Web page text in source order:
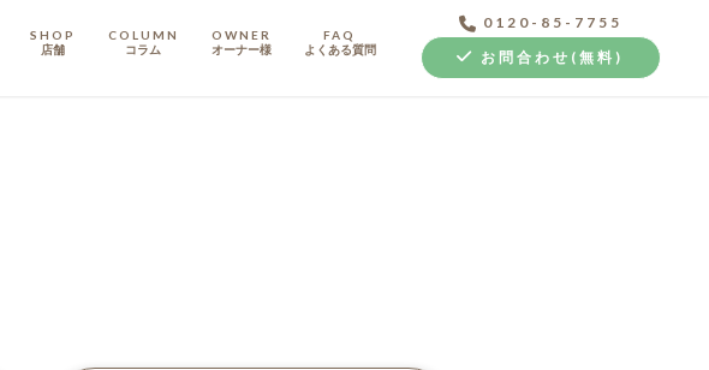
SHOP
店舗
COLUMN
コラム
OWNER
オーナー様
FAQ
よくある質問
0120-85-7755
お問合わせ(無料)